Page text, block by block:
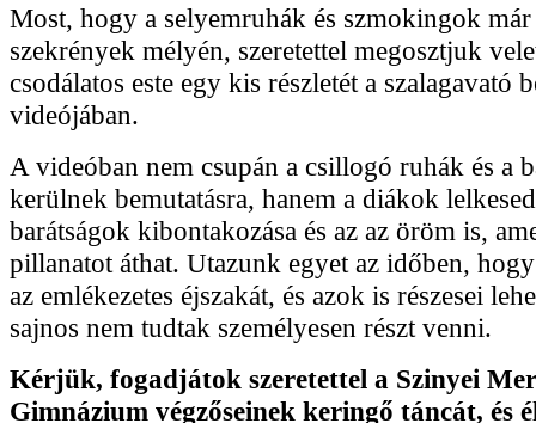
Most, hogy a selyemruhák és szmokingok
szekrények mélyén, szeretettel megosztjuk
csodálatos este egy kis részletét a szalagavató
videójában.
A videóban nem csupán a csillogó ruhák és a
kerülnek bemutatásra, hanem a diákok
barátságok kibontakozása és az az öröm is,
pillanatot áthat. Utazunk egyet az időben,
az emlékezetes éjszakát, és azok is részesei
sajnos nem tudtak személyesen részt venni.
Kérjük, fogadjátok szeretettel a Szinyei
Gimnázium végzőseinek keringő táncát, és